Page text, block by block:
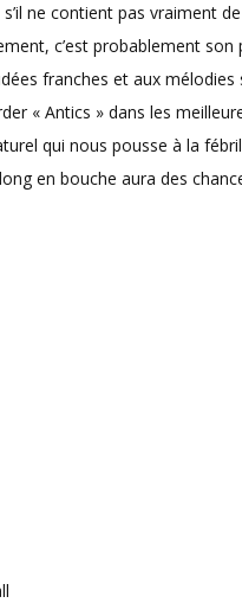
ne contient pas vraiment
c’est probablement
franches et aux mélodies
« Antics » dans les
qui nous pousse à la
en bouche aura des